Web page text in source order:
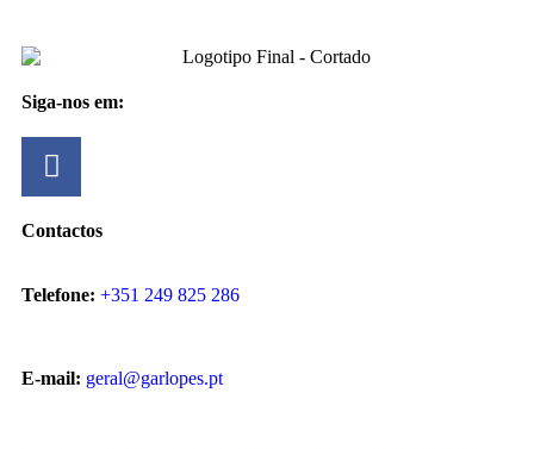
Siga-nos em:
Contactos
Telefone: +351 249 825 286
E-mail: geral@garlopes.pt